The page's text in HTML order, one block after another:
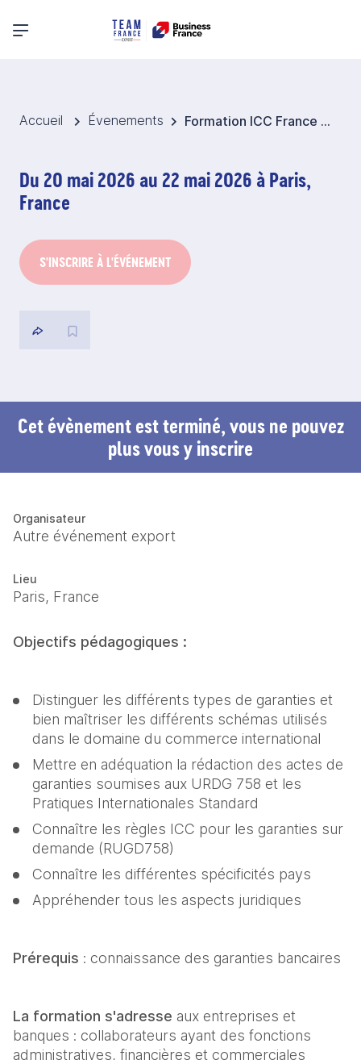
Menu principal
Accueil Évenements Formation ICC France Conseil Sécurisation et financement du commerce international : maîtrise des garanties bancaires internationales
Du 20 mai 2026 au 22 mai 2026 à Paris,
France
S'INSCRIRE À L'ÉVÉNEMENT
Cet évènement est terminé, vous ne pouvez
plus vous y inscrire
Organisateur
Autre événement export
Lieu
Paris, France
Objectifs pédagogiques :
Distinguer les différents types de garanties et
bien maîtriser les différents schémas utilisés
dans le domaine du commerce international
Mettre en adéquation la rédaction des actes de
garanties soumises aux URDG 758 et les
Pratiques Internationales Standard
Connaître les règles ICC pour les garanties sur
demande (RUGD758)
Connaître les différentes spécificités pays
Appréhender tous les aspects juridiques
Prérequis : connaissance des garanties bancaires
La formation s'adresse aux entreprises et
banques : collaborateurs ayant des fonctions
administratives, financières et commerciales